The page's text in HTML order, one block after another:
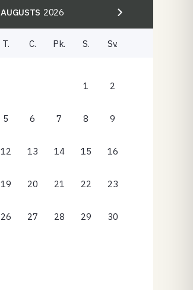
AUGUSTS 2026
T. C. Pk. S. Sv.
1 2
5 6 7 8 9
12 13 14 15 16
19 20 21 22 23
26 27 28 29 30